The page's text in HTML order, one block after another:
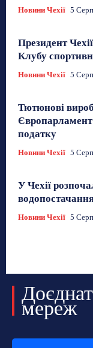
Новини Чехії 5
Президент
Клубу
Новини Чехії 5
Тютюнові
податку
Новини Чехії 5
У Чехії
Новини Чехії 5
мереж